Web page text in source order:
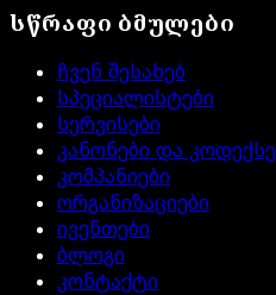
სწრაფი ბმულები
ჩვენ შესახებ
სპეციალისტები
სერვისები
კანონები და
კომპანიები
ორგანიზაციები
ივენთები
ბლოგი
კონტაქტი